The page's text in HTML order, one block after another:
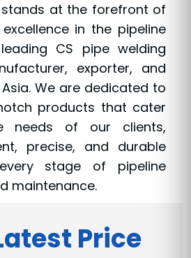
stands at the forefront of
in the pipeline
CS pipe welding
exporter, and
We are dedicated to
products that cater
needs of our clients,
precise, and durable
stage of pipeline
maintenance.
Price